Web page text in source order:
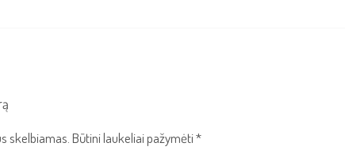
skelbiamas. Būtini laukeliai pažymėti*